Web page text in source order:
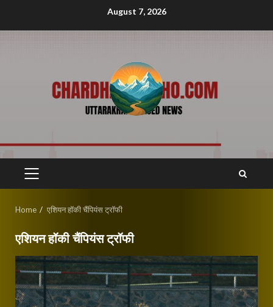
August 7, 2026
PRIMARY
Home एशियन हॉकी चैंपियंस ट्रॉफी
एशियन हॉकी चैंपियंस ट्रॉफी